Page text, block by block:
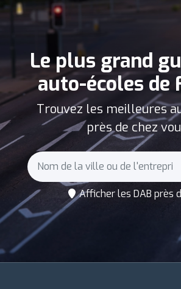
Le plus grand
auto-écoles de
Trouvez les meilleures
près de chez
Afficher les DAB près